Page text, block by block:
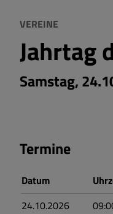
VEREINE
Jahrtag
Samstag,
Termine
Datum
24.10.2026